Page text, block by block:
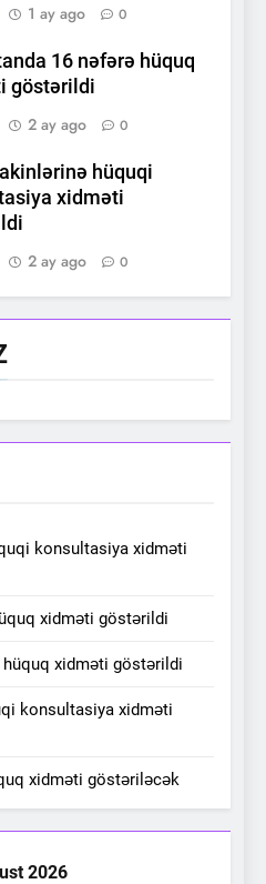
1 ay ago 0
16 nəfərə hüquq
göstərildi
2 ay ago 0
hüquqi
xidməti
2 ay ago 0
konsultasiya xidməti
xidməti göstərildi
hüquq xidməti göstərildi
konsultasiya xidməti
xidməti göstəriləcək
2026